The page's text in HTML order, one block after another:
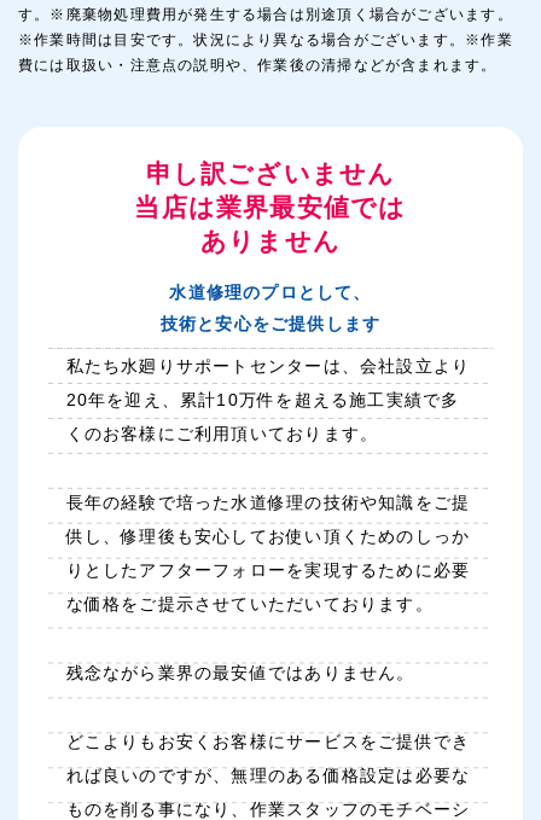
す。※廃棄物処理費用が発生する場合は別途頂く場合がございます。
※作業時間は目安です。状況により異なる場合がございます。※作業
費には取扱い・注意点の説明や、作業後の清掃などが含まれます。
申し訳ございません
当店は業界最安値では
ありません
水道修理のプロとして、
技術と安心をご提供します
私たち水廻りサポートセンターは、会社設立より
20年を迎え、累計10万件を超える施工実績で多
くのお客様にご利用頂いております。
長年の経験で培った水道修理の技術や知識をご提
供し、修理後も安心してお使い頂くためのしっか
りとしたアフターフォローを実現するために必要
な価格をご提示させていただいております。
残念ながら業界の最安値ではありません。
どこよりもお安くお客様にサービスをご提供でき
れば良いのですが、無理のある価格設定は必要な
ものを削る事になり、作業スタッフのモチベーシ